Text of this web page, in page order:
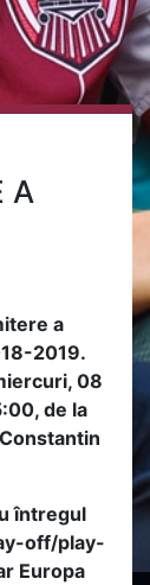
A
a
2019.
08
de la
întregul
off/play-
Europa